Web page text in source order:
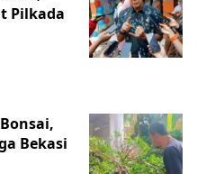
Pilkada
Bekasi